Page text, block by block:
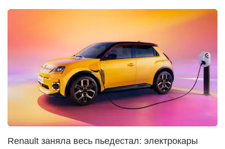
Renault заняла весь пьедестал: электрокары